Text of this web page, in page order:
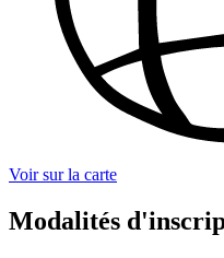
Voir sur la carte
Modalités